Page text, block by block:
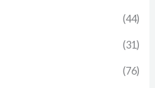
(44)
(31)
(76)